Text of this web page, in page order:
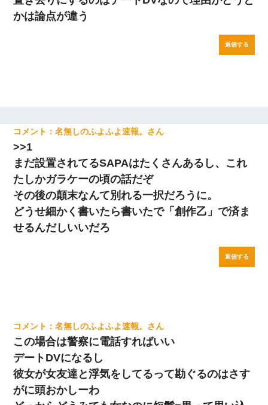
かは論点が違う
返信する
名無しのふよふよ速報。
>>1
まだ設置されてるSAPAはたくさんあるし、これ
たしかガラケーの頃の話だぞ
その後の顛末なんて別れる一択だろうに。
どうせ細かく書いたら書いたで「創作乙」で済ま
せるんだしいいだろ
返信する
名無しのふよふよ速報。
この場合は警察に電話すればいい
デートDVになるし
彼女が女友達と浮気をしてるって勘ぐるのはさす
がに頭おかしーわ